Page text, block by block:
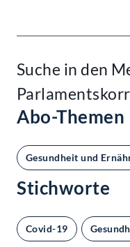
Suche in den
Abo-Themen
Gesundheit und
Stichworte
Covid-19